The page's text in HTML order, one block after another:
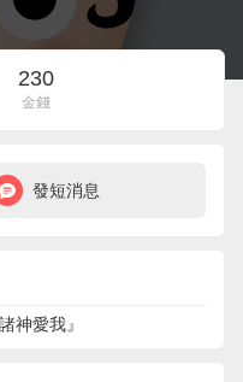
230
金錢
發短消息
神愛我』